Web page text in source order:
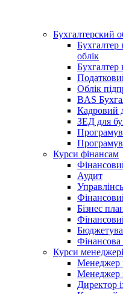
Бухгалтерский
Бухгалтер
облік
Бухгалтер
Облік
BAS
Кадровий
ЗЕД для
Курси фінансам
Аудит
Бізнес
Курси
Менеджер
Менеджер
Директор